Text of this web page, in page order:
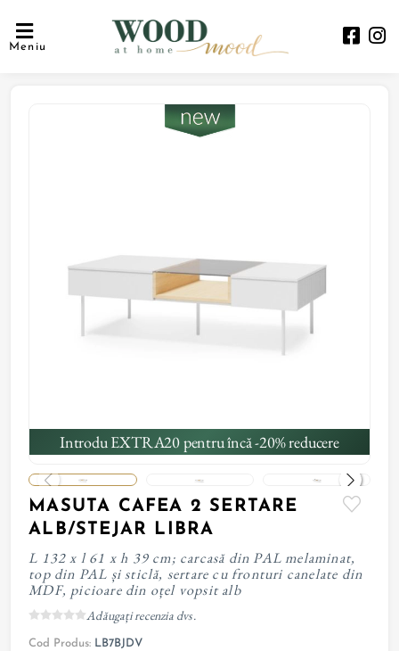
Meniu
Introdu EXTRA20 pentru încă -20% reducere
MASUTA CAFEA 2 SERTARE
ALB/STEJAR LIBRA
L 132 x l 61 x h 39 cm; carcasă din PAL melaminat,
top din PAL și sticlă, sertare cu fronturi canelate din
MDF, picioare din oțel vopsit alb
Adăugați recenzia dvs.
Cod Produs: LB7BJDV